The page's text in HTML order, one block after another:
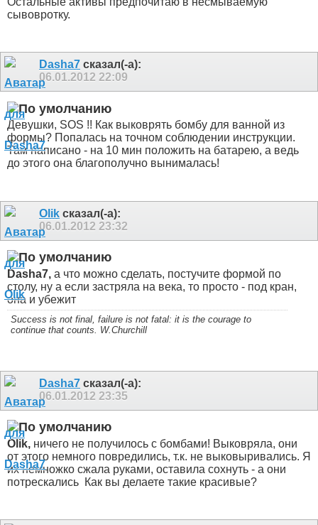
сывовротку.
Dasha7 сказал(-а):
06.01.2012 22:09
Девушки, SOS !! Как выковрять бомбу для ванной из
формы? Попалась на точном соблюдении инструкции.
Там написано - на 10 мин положить на батарею, а ведь
до этого она благополучно вынималась!
Olik сказал(-а):
06.01.2012 23:32
Dasha7, а что можно сделать, постучите формой по
столу, ну а если застряла на века, то просто - под кран,
она и убежит
Success is not final, failure is not fatal: it is the courage to
continue that counts. W.Churchill
Dasha7 сказал(-а):
06.01.2012 23:35
Olik, ничего не получилось с бомбами! Выковряла, они
от этого немного повредились, т.к. не выковыривались. Я
их немножко сжала руками, оставила сохнуть - а они
потрескались Как вы делаете такие красивые?